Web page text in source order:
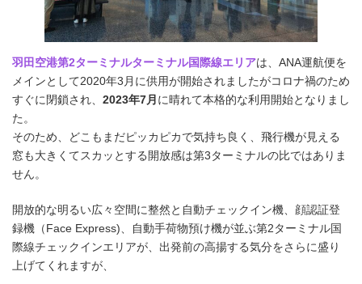
羽田空港第2ターミナルターミナル国際線エリアは、ANA運航便を
メインとして2020年3月に供用が開始されましたがコロナ禍のため
すぐに閉鎖され、 2023年7月 に晴れて本格的な利用開始となりまし
た。
そのため、どこもまだピッカピカで気持ち良く、飛行機が見える
窓も大きくてスカッとする開放感は第3ターミナルの比ではありま
せん。
開放的な明るい広々空間に整然と自動チェックイン機、顔認証登
録機（Face Express)、自動手荷物預け機が並ぶ第2ターミナル国
際線チェックインエリアが、出発前の高揚する気分をさらに盛り
上げてくれますが、